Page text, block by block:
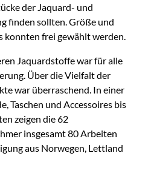
der Jaquard- und
finden sollten. Größe und
konnten frei gewählt werden.
Jaquardstoffe war für alle
Über die Vielfalt der
war überraschend. In einer
Taschen und Accessoires bis
zeigen die 62
insgesamt 80 Arbeiten
aus Norwegen, Lettland